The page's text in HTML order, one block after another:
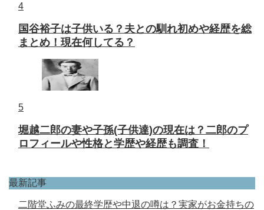
4
国谷裕子は子供いる？夫との馴れ初めや経歴を総
まとめ！現在何してる？
5
堀越二郎の妻や子孫(子供達)の現在は？二郎のプ
ロフィールや性格と学歴や経歴も調査！
最新記事
二階堂ふみの最終学歴や中退の噂は？実家がお金持ちの